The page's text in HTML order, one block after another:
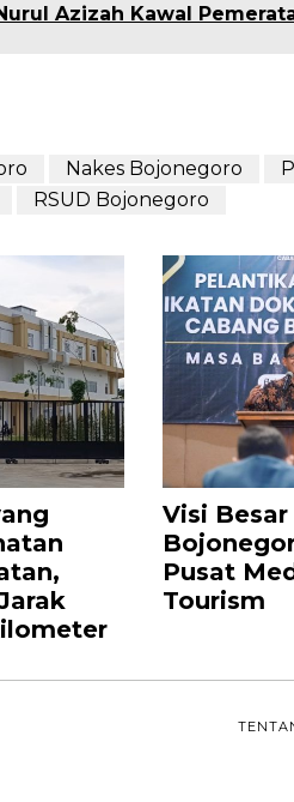
Azizah Kawal
Nakes Bojonegoro
RSUD Bojonegoro
Visi
Pusat
Tourism